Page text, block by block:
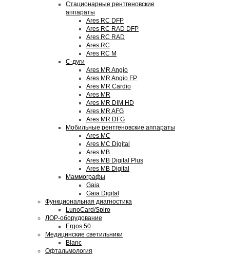
Стационарные рентгеновские
аппараты
Ares RC DFP
Ares RC RAD DFP
Ares RC RAD
Ares RC
Ares RC M
С-дуги
Ares MR Angio
Ares MR Angio FP
Ares MR Cardio
Ares MR
Ares MR DIM HD
Ares MR AFG
Ares MR DFG
Мобильные рентгеновские аппараты
Ares MC
Ares MC Digital
Ares MB
Ares MB Digital Plus
Ares MB Digital
Маммографы
Gaia
Gaia Digital
Функциональная диагностика
LunoCard/Spiro
ЛОР-оборудование
Ergos 50
Медицинские светильники
Blanc
Офтальмология